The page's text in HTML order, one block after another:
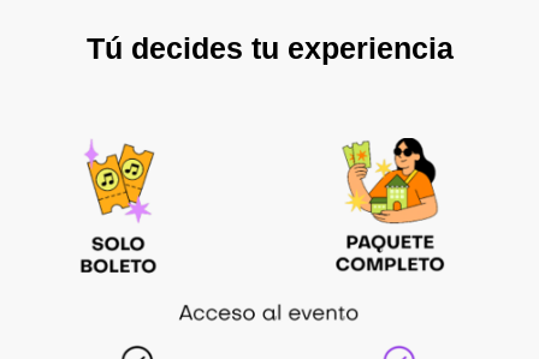
Tú decides tu experiencia